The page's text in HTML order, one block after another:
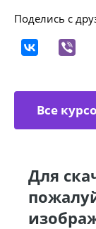
Поделись с
Все
Для